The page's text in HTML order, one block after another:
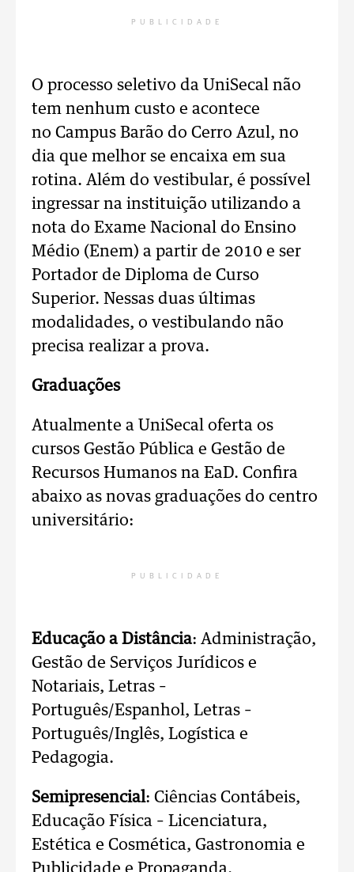
PUBLICIDADE
O processo seletivo da UniSecal não
tem nenhum custo e acontece
no Campus Barão do Cerro Azul, no
dia que melhor se encaixa em sua
rotina. Além do vestibular, é possível
ingressar na instituição utilizando a
nota do Exame Nacional do Ensino
Médio (Enem) a partir de 2010 e ser
Portador de Diploma de Curso
Superior. Nessas duas últimas
modalidades, o vestibulando não
precisa realizar a prova.
Graduações
Atualmente a UniSecal oferta os
cursos Gestão Pública e Gestão de
Recursos Humanos na EaD. Confira
abaixo as novas graduações do centro
universitário:
PUBLICIDADE
Educação a Distância: Administração,
Gestão de Serviços Jurídicos e
Notariais, Letras –
Português/Espanhol, Letras –
Português/Inglês, Logística e
Pedagogia.
Semipresencial: Ciências Contábeis,
Educação Física – Licenciatura,
Estética e Cosmética, Gastronomia e
Publicidade e Propaganda.